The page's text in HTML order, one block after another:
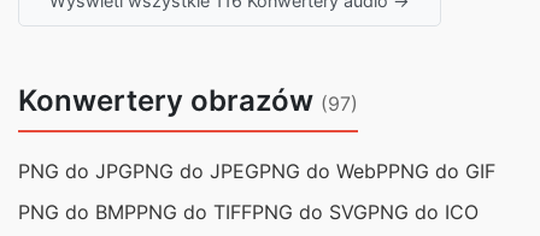
Konwertery obrazów (97)
PNG do JPGPNG do JPEGPNG do WebPPNG do GIF
PNG do BMPPNG do TIFFPNG do SVGPNG do ICO